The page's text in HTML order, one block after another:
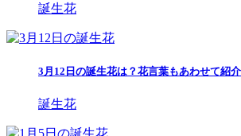
誕生花
3月12日の誕生花は？花言葉もあわせて紹介
誕生花